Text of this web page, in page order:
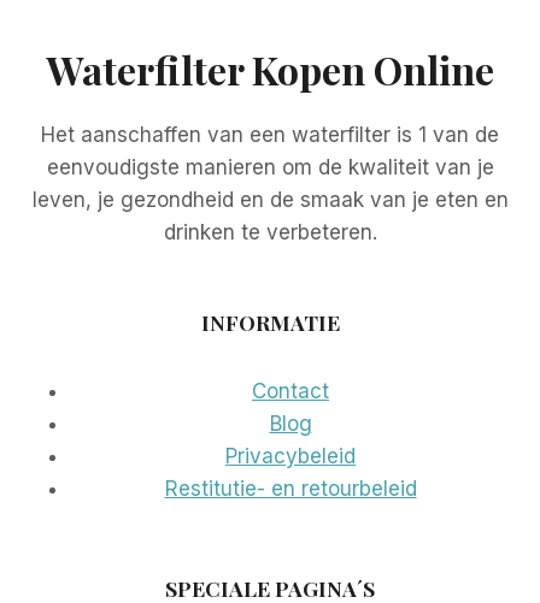
Waterfilter Kopen Online
Het aanschaffen van een waterfilter is 1 van de
eenvoudigste manieren om de kwaliteit van je
leven, je gezondheid en de smaak van je eten en
drinken te verbeteren.
INFORMATIE
Contact
Blog
Privacybeleid
Restitutie- en retourbeleid
SPECIALE PAGINA´S